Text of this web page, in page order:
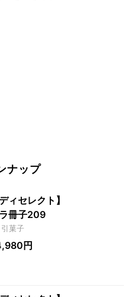
ナップ
ィセレクト】
冊子209
菓子
円